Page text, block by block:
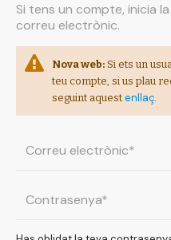
Si tens un compte, inicia
correu electrònic.
Nova web: Si ets un
teu compte, si us plau
seguint aquest enllaç.